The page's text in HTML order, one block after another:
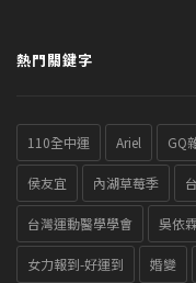
熱門關鍵字
110全中運 Ariel GQ
侯友宜 內湖草莓季
台灣運動醫學學會 吳依
女力報到-好運到 婚變